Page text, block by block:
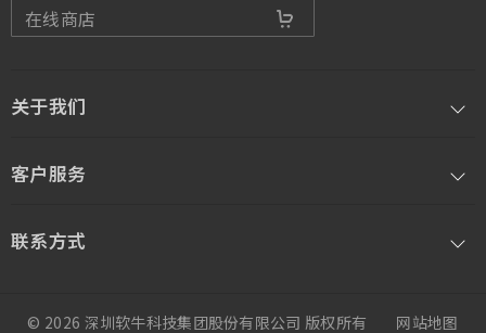
在线商店
关于我们
客户服务
联系方式
© 2026 深圳软牛科技集团股份有限公司 版权所有 网站地图